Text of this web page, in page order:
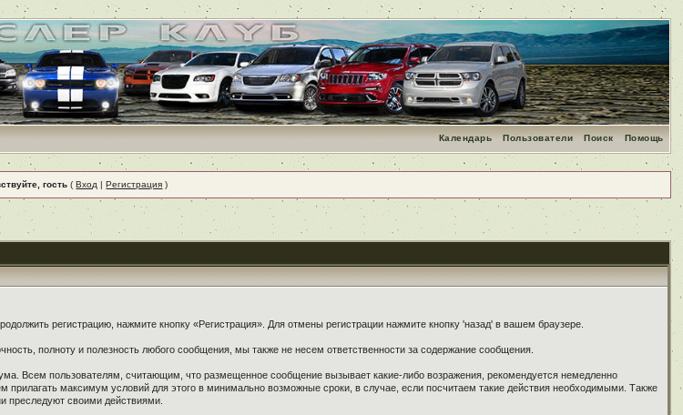
Помощь
Поиск
Пользователи
Календарь
гость (Вход |Регистрация )
регистрацию, нажмите кнопку «Регистрация». Для отмены регистрации нажмите кнопку 'назад' в вашем браузере.
полноту и полезность любого сообщения, мы также не несем ответственности за содержание сообщения.
Всем пользователям, считающим, что размещенное сообщение вызывает какие-либо возражения, рекомендуется немедленно
максимум условий для этого в минимально возможные сроки, в случае, если посчитаем такие действия необходимыми. Также
преследуют своими действиями.